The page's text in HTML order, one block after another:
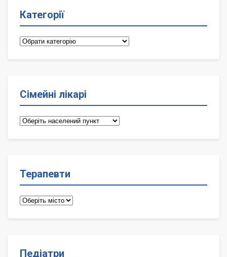
Категорії
Категорії
Сімейні лікарі
Сімейні
Терапевти
Терапевти
Педіатри